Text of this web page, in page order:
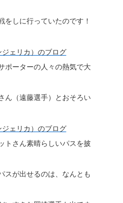
をしに行っていたのです！
ポーターの人々の熱気で大
ん（遠藤選手）とおそろい
トさん素晴らしいパスを披
スが出せるのは、なんとも